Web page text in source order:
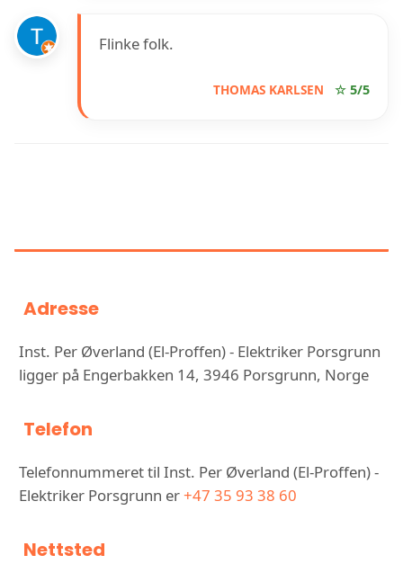
Flinke folk.
THOMAS KARLSEN ☆ 5/5
Adresse
Inst. Per Øverland (El-Proffen) - Elektriker Porsgrunn
ligger på Engerbakken 14, 3946 Porsgrunn, Norge
Telefon
Telefonnummeret til Inst. Per Øverland (El-Proffen) -
Elektriker Porsgrunn er+47 35 93 38 60
Nettsted